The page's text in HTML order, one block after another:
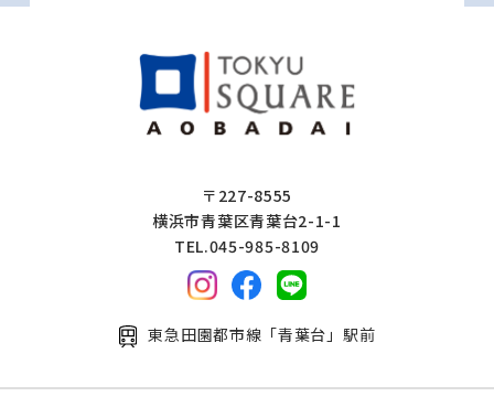
〒227-8555
横浜市青葉区青葉台2-1-1
TEL.045-985-8109
東急田園都市線「青葉台」駅前